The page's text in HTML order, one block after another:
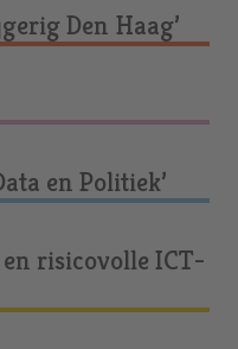
Den Haag’
en Politiek’
risicovolle ICT-